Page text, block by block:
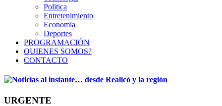
Politica
Entretenimiento
Economia
Deportes
PROGRAMACIÓN
QUIENES SOMOS?
CONTACTO
URGENTE